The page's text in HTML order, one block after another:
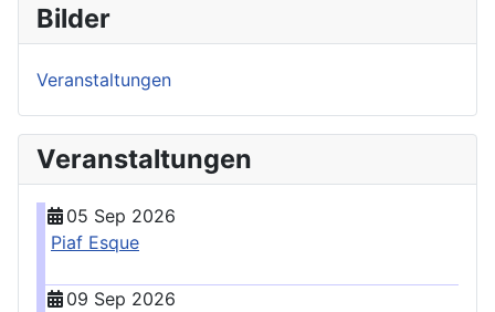
Bilder
Veranstaltungen
Veranstaltungen
05 Sep 2026
Piaf Esque
09 Sep 2026